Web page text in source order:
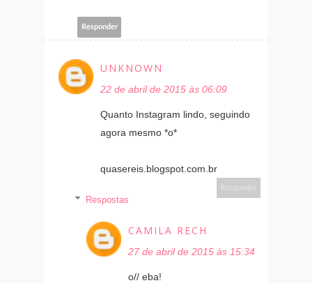
Responder
UNKNOWN
22 de abril de 2015 às 06:09
Quanto Instagram lindo, seguindo
agora mesmo *o*
quasereis.blogspot.com.br
Responder
Respostas
CAMILA RECH
27 de abril de 2015 às 15:34
o// eba!